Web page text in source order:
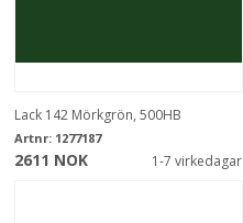
Lack 142 Mörkgrön, 500HB
Artnr: 1277187
2611 NOK 1-7 virkedagar